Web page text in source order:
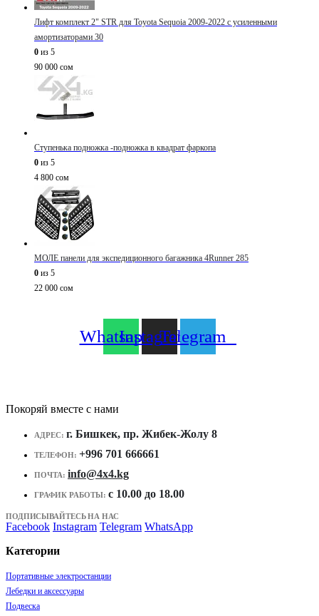
Лифт комплект 2" STR для Toyota Sequoia 2009-2022 с усиленными
амортизаторами 30
0 из 5
90 000 сом
Ступенька подножка -подножка в квадрат фаркопа
0 из 5
4 800 сом
МОЛЕ панели для экспедиционного багажника 4Runner 285
0 из 5
22 000 сом
WhatsappInstagramTelegram
Покоряй вместе с нами
АДРЕС: г. Бишкек, пр. Жибек-Жолу 8
ТЕЛЕФОН: +996 701 666661
ПОЧТА: info@4x4.kg
ГРАФИК РАБОТЫ: c 10.00 до 18.00
ПОДПИСЫВАЙТЕСЬ НА НАС
Facebook Instagram Telegram WhatsApp
Категории
Портативные электростанции
Лебедки и аксессуары
Подвеска